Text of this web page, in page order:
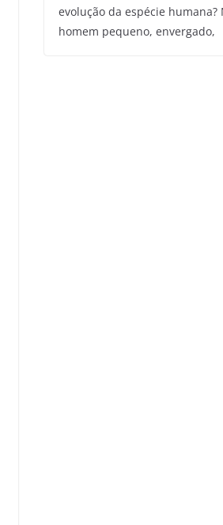
evolução da espécie
homem pequeno, envergado,